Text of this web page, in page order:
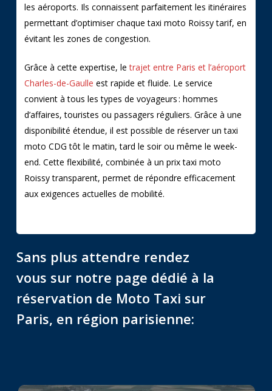
les aéroports. Ils connaissent parfaitement les itinéraires
permettant d’optimiser chaque taxi moto Roissy tarif, en
évitant les zones de congestion.
Grâce à cette expertise, letrajet entre Paris et l’aéroport
Charles-de-Gaulle est rapide et fluide. Le service
convient à tous les types de voyageurs : hommes
d’affaires, touristes ou passagers réguliers. Grâce à une
disponibilité étendue, il est possible de réserver un taxi
moto CDG tôt le matin, tard le soir ou même le week-
end. Cette flexibilité, combinée à un prix taxi moto
Roissy transparent, permet de répondre efficacement
aux exigences actuelles de mobilité.
Sans plus attendre rendez
vous sur notre page dédié à la
réservation de Moto Taxi sur
Paris, en région parisienne: